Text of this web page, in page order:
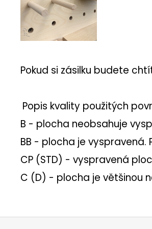
Pokud si zásilku budete
Popis kvality použitých
B - plocha neobsahuje
BB - plocha je
CP (STD) - vyspravená
C (D) - plocha je většinou